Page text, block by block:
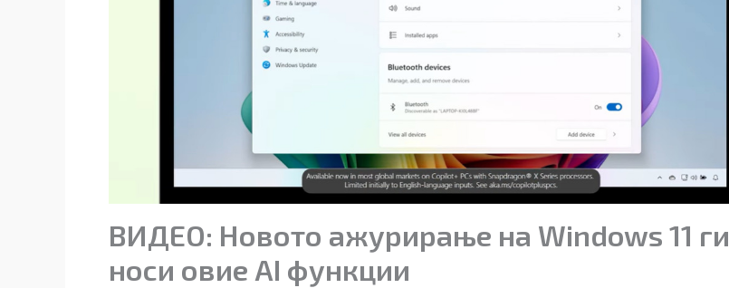
ВИДЕО: Новото ажурирање на Windows 11 ги
носи овие AI функции